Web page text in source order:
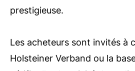
prestigieuse.
Les acheteurs sont invités à
Holsteiner Verband ou la